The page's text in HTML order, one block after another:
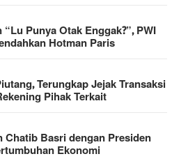
Punya Otak Enggak?”, PWI
Hotman Paris
Terungkap Jejak Transaksi
Pihak Terkait
Chatib Basri dengan Presiden
Ekonomi